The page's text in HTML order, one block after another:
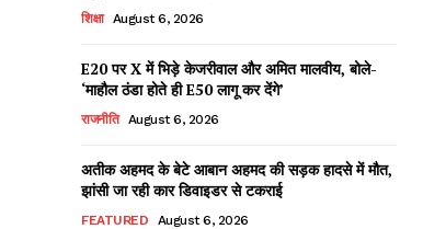
शिक्षा August 6, 2026
E20 पर X में भिड़े केजरीवाल और अमित मालवीय, बोले-
‘माहौल ठंडा होते ही E50 लागू कर देंगे’
राजनीति August 6, 2026
अतीक अहमद के बेटे आबान अहमद की सड़क हादसे में मौत,
झांसी जा रही कार डिवाइडर से टकराई
FEATURED August 6, 2026